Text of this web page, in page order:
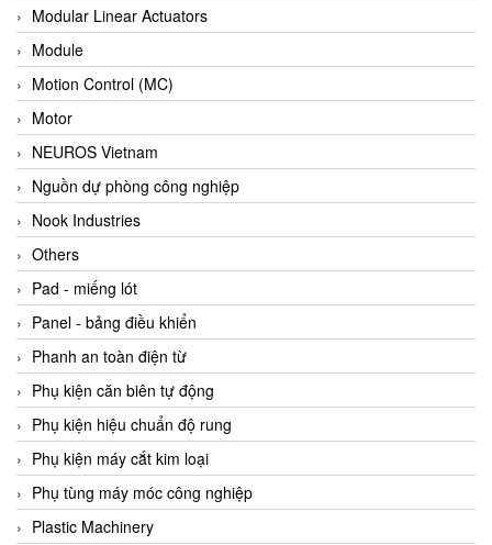
BCS ITALY
BEA SENSORS
Beacon Extender
Beckhoff
Bedook
Bei Sensor
Beijer
Beinlich-pumps
Beka
BEKO
Belimo
Benetech Vietnam
Bently Nevada
Bentone Vietnam
Bernstein Vietnam
Berthold
Modular Linear Actuators
Module
Motion Control (MC)
Motor
NEUROS Vietnam
Nguồn dự phòng công nghiệp
Nook Industries
Others
Pad - miếng lót
Panel - bảng điều khiển
Phanh an toàn điện từ
Phụ kiện căn biên tự động
Phụ kiện hiệu chuẩn độ rung
Phụ kiện máy cắt kim loại
Phụ tùng máy móc công nghiệp
Plastic Machinery